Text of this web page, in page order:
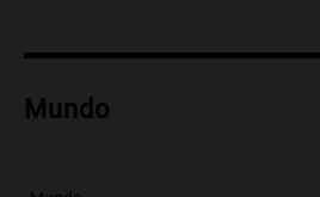
Audio.Preparativos
Bulaya este sábado
Mundo